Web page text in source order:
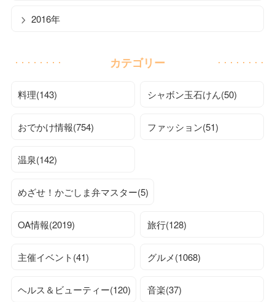
2016年
カテゴリー
料理(143) シャボン玉石けん(50)
おでかけ情報(754) ファッション(51)
温泉(142)
めざせ！かごしま弁マスター(5)
OA情報(2019) 旅行(128)
主催イベント(41) グルメ(1068)
ヘルス＆ビューティー(120) 音楽(37)